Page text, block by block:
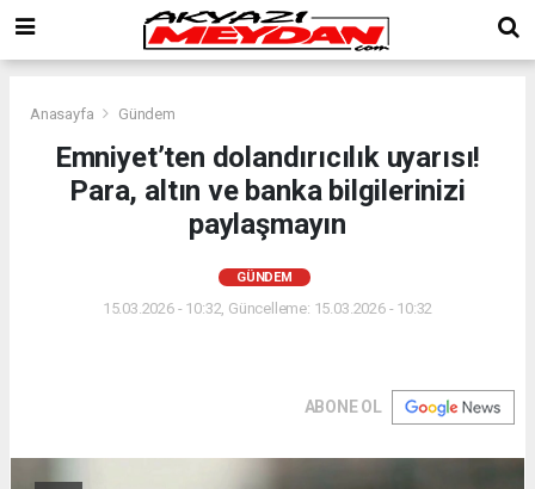
Anasayfa Gündem
Emniyet’ten dolandırıcılık uyarısı!
Para, altın ve banka bilgilerinizi
paylaşmayın
GÜNDEM
15.03.2026 - 10:32, Güncelleme: 15.03.2026 - 10:32
ABONE OL